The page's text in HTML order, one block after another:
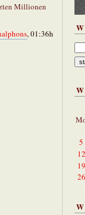
Millionen
, 01:36h
5
12
19
26